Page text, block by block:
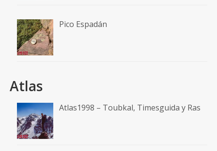
Pico Espadán
Atlas
Atlas1998 – Toubkal, Timesguida y Ras